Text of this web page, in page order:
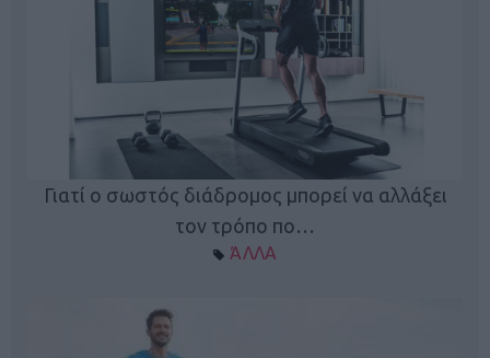
Γιατί ο σωστός διάδρομος μπορεί να αλλάξει
τον τρόπο πο…
ΆΛΛΑ